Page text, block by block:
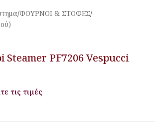
/ΦΟΥΡΝΟΙ & ΣΤΟΦΕΣ/
Steamer PF7206 Vespucci
τις τιμές